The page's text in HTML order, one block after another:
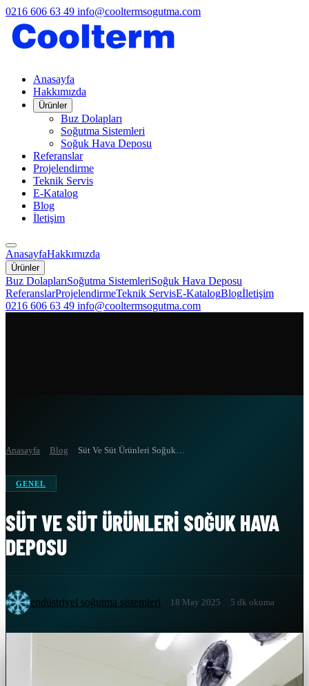
0216 606 63 49 info@cooltermsogutma.com
Anasayfa
Hakkımızda
Ürünler
Buz Dolapları
Soğutma Sistemleri
Soğuk Hava Deposu
Referanslar
Projelendirme
Teknik Servis
E-Katalog
Blog
İletişim
AnasayfaHakkımızda
Ürünler
Buz DolaplarıSoğutma SistemleriSoğuk Hava Deposu
ReferanslarProjelendirmeTeknik ServisE-KatalogBlogİletişim
0216 606 63 49 info@cooltermsogutma.com
Anasayfa Blog Süt Ve Süt Ürünleri Soğuk…
GENEL
SÜT VE SÜT ÜRÜNLERI SOĞUK HAVA
DEPOSU
endüstriyel soğutma sistemleri 18 May 2025 5 dk okuma